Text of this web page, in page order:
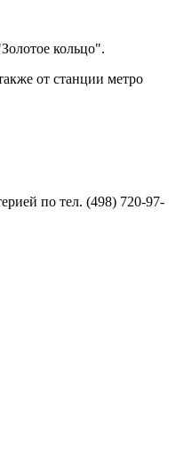
кольцо".
от станции метро
по тел. (498) 720-97-